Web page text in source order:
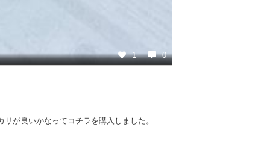
1 0
が良いかなってコチラを購入しました。